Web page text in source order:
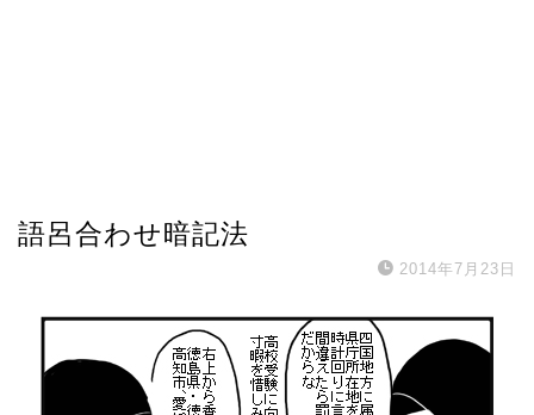
語呂合わせ暗記法
2014年7月23日